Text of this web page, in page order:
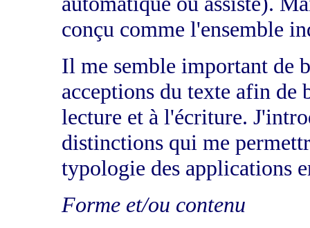
conçu comme l'ensemble
Il me semble important de
acceptions du texte afin de
lecture et à l'écriture.
distinctions qui me
typologie des applications
Forme et/ou contenu